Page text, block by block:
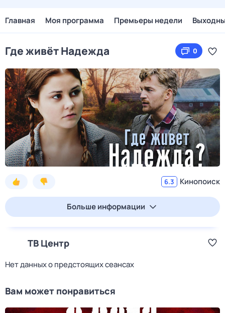
Главная Моя программа Премьеры недели
Где живёт Надежда 0
6.3 Кинопоиск
Больше информации
ТВ Центр
Нет данных о предстоящих сеансах
Вам может понравиться